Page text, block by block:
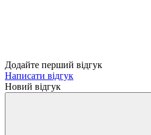
Додайте перший відгук
Написати відгук
Новий відгук